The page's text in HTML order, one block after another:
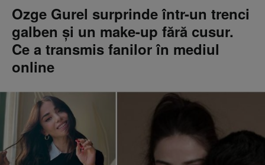
Ozge Gurel surprinde într-un trenci
galben și un make-up fără cusur.
Ce a transmis fanilor în mediul
online